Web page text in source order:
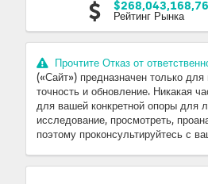
Рейтинг Рынка
Прочтите Отказ от
(«Сайт») предназначен только
точность и обновление. Никакая
для вашей конкретной опоры для
исследование, просмотреть,
поэтому проконсультируйтесь с